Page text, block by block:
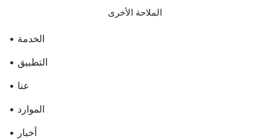
الملاحة الأخرى
• الخدمة
• التطبيق
• عنا
• الموارد
• أخبار